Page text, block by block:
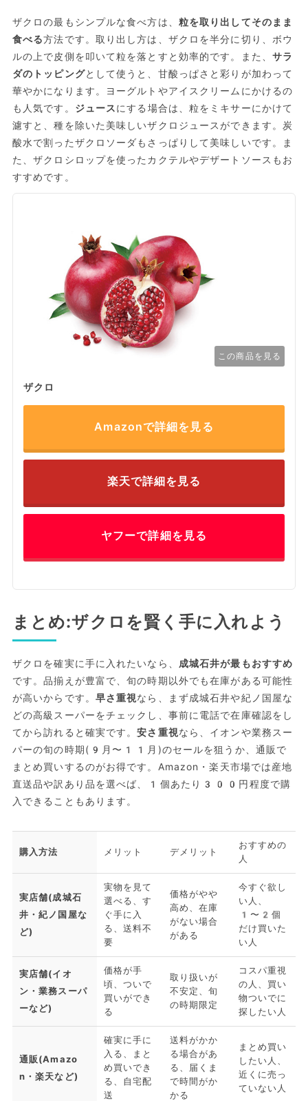
ザクロの最もシンプルな食べ方は、 粒を取り出してそのまま
食べる方法です。取り出し方は、ザクロを半分に切り、ボウ
ルの上で皮側を叩いて粒を落とすと効率的です。また、 サラ
ダのトッピングとして使うと、甘酸っぱさと彩りが加わって
華やかになります。ヨーグルトやアイスクリームにかけるの
も人気です。 ジュースにする場合は、粒をミキサーにかけて
濾すと、種を除いた美味しいザクロジュースができます。炭
酸水で割ったザクロソーダもさっぱりして美味しいです。ま
た、ザクロシロップを使ったカクテルやデザートソースもお
すすめです。
この商品を見る
ザクロ
Amazonで詳細を見る
楽天で詳細を見る
ヤフーで詳細を見る
まとめ:ザクロを賢く手に入れよう
ザクロを確実に手に入れたいなら、 成城石井が最もおすすめ
です。品揃えが豊富で、旬の時期以外でも在庫がある可能性
が高いからです。 早さ重視なら、まず成城石井や紀ノ国屋な
どの高級スーパーをチェックし、事前に電話で在庫確認をし
てから訪れると確実です。安さ重視なら、イオンや業務スー
パーの旬の時期(9月〜11月)のセールを狙うか、通販で
まとめ買いするのがお得です。Amazon・楽天市場では産地
直送品や訳あり品を選べば、1個あたり300円程度で購
入できることもあります。
購入方法 メリット デメリット
おすすめの
人
実店舗(成城石
井・紀ノ国屋な
ど)
実物を見て
選べる、す
ぐ手に入
る、送料不
要
価格がやや
高め、在庫
がない場合
がある
今すぐ欲し
い人、
1〜2個
だけ買いた
い人
実店舗(イオ
ン・業務スーパ
ーなど)
価格が手
頃、ついで
買いができ
る
取り扱いが
不安定、旬
の時期限定
コスパ重視
の人、買い
物ついでに
探したい人
通販(Amazo
n・楽天など)
確実に手に
入る、まと
め買いでき
る、自宅配
送
送料がかか
る場合があ
る、届くま
で時間がか
かる
まとめ買い
したい人、
近くに売っ
ていない人